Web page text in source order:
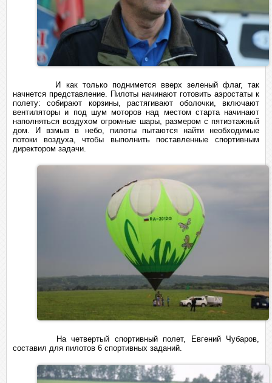
И как только поднимется вверх зеленый флаг, так
начнется представление. Пилоты начинают готовить аэростаты к
полету: собирают корзины, растягивают оболочки, включают
вентиляторы и под шум моторов над местом старта начинают
наполняться воздухом огромные шары, размером с пятиэтажный
дом. И взмыв в небо, пилоты пытаются найти необходимые
потоки воздуха, чтобы выполнить поставленные спортивным
директором задачи.
На четвертый спортивный полет, Евгений Чубаров,
составил для пилотов 6 спортивных заданий.